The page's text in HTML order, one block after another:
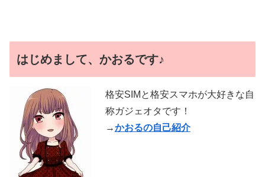
はじめまして、かおるです♪
格安SIMと格安スマホが大好きな自
称ガジェオタです！
→かおるの自己紹介